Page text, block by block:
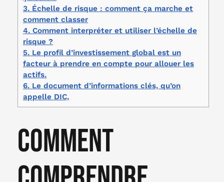
3. Échelle de risque : comment ça marche et
comment classer
4. Comment interpréter et utiliser l’échelle de
risque ?
5. Le profil d’investissement global est un
facteur à prendre en compte pour allouer les
actifs.
6. Le document d’informations clés, qu’on
appelle DIC,
Comment